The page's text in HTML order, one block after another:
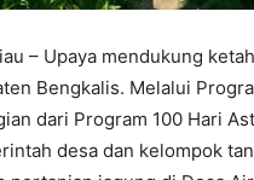
– Upaya mendukung
Bengkalis. Melalui
dari Program 100 Hari
desa dan kelompok